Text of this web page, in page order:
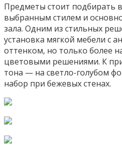
Предметы стоит подбирать
выбранным стилем и
зала. Одним из стильных
установка мягкой мебели с
оттенком, но только более
цветовыми решениями. К
тона — на светло-голубом
набор при бежевых стенах.